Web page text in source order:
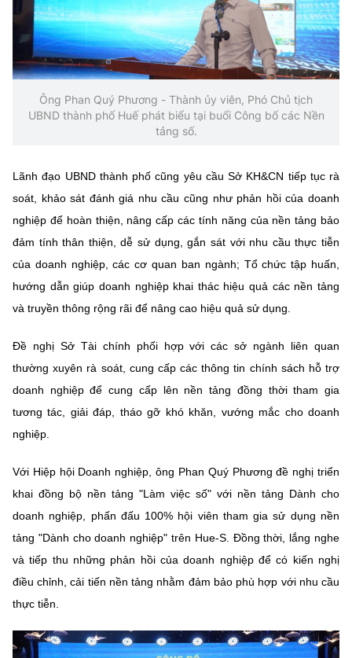
Ông Phan Quý Phương - Thành ủy viên, Phó Chủ tịch
UBND thành phố Huế phát biểu tại buổi Công bố các Nền
tảng số.
Lãnh đạo UBND thành phố cũng yêu cầu Sở KH&CN tiếp tục rà
soát, khảo sát đánh giá nhu cầu cũng như phản hồi của doanh
nghiệp để hoàn thiện, nâng cấp các tính năng của nền tảng bảo
đảm tính thân thiện, dễ sử dụng, gắn sát với nhu cầu thực tiễn
của doanh nghiệp, các cơ quan ban ngành; Tổ chức tập huấn,
hướng dẫn giúp doanh nghiệp khai thác hiệu quả các nền tảng
và truyền thông rộng rãi để nâng cao hiệu quả sử dụng.
Đề nghị Sở Tài chính phối hợp với các sở ngành liên quan
thường xuyên rà soát, cung cấp các thông tin chính sách hỗ trợ
doanh nghiệp để cung cấp lên nền tảng đồng thời tham gia
tương tác, giải đáp, tháo gỡ khó khăn, vướng mắc cho doanh
nghiệp.
Với Hiệp hội Doanh nghiệp, ông Phan Quý Phương đề nghị triển
khai đồng bộ nền tảng "Làm việc số" với nền tảng Dành cho
doanh nghiệp, phấn đấu 100% hội viên tham gia sử dụng nền
tảng "Dành cho doanh nghiệp" trên Hue-S. Đồng thời, lắng nghe
và tiếp thu những phản hồi của doanh nghiệp để có kiến nghị
điều chỉnh, cải tiến nền tảng nhằm đảm bảo phù hợp với nhu cầu
thực tiễn.